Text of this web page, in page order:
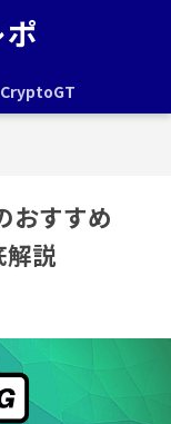
CryptoGT
おすすめ
解説